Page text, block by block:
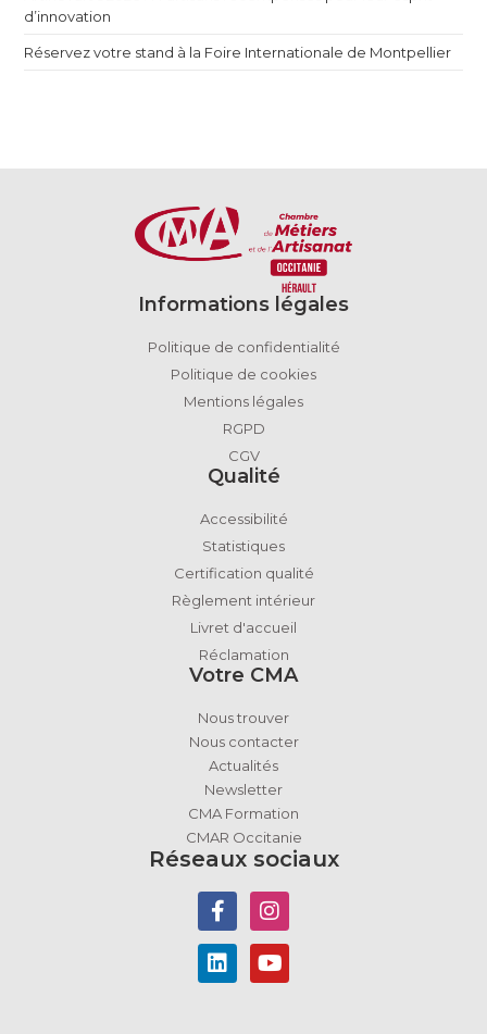
d’innovation
Réservez votre stand à la Foire Internationale de Montpellier
Informations légales
Politique de confidentialité
Politique de cookies
Mentions légales
RGPD
CGV
Qualité
Accessibilité
Statistiques
Certification qualité
Règlement intérieur
Livret d'accueil
Réclamation
Votre CMA
Nous trouver
Nous contacter
Actualités
Newsletter
CMA Formation
CMAR Occitanie
Réseaux sociaux